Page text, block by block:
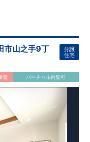
お客様の安心に繋が
、最良のプランを提供
ストダウンに努めて
市山之手9丁
分譲
住宅
業 バーチャル内覧可